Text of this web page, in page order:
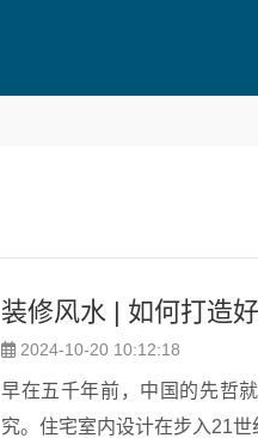
装修风水 | 如何打造
2024-10-20 10:12:18
早在五千年前，中国的先哲
究。住宅室内设计在步入21